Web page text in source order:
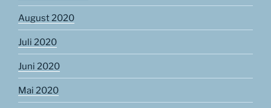
August 2020
Juli 2020
Juni 2020
Mai 2020